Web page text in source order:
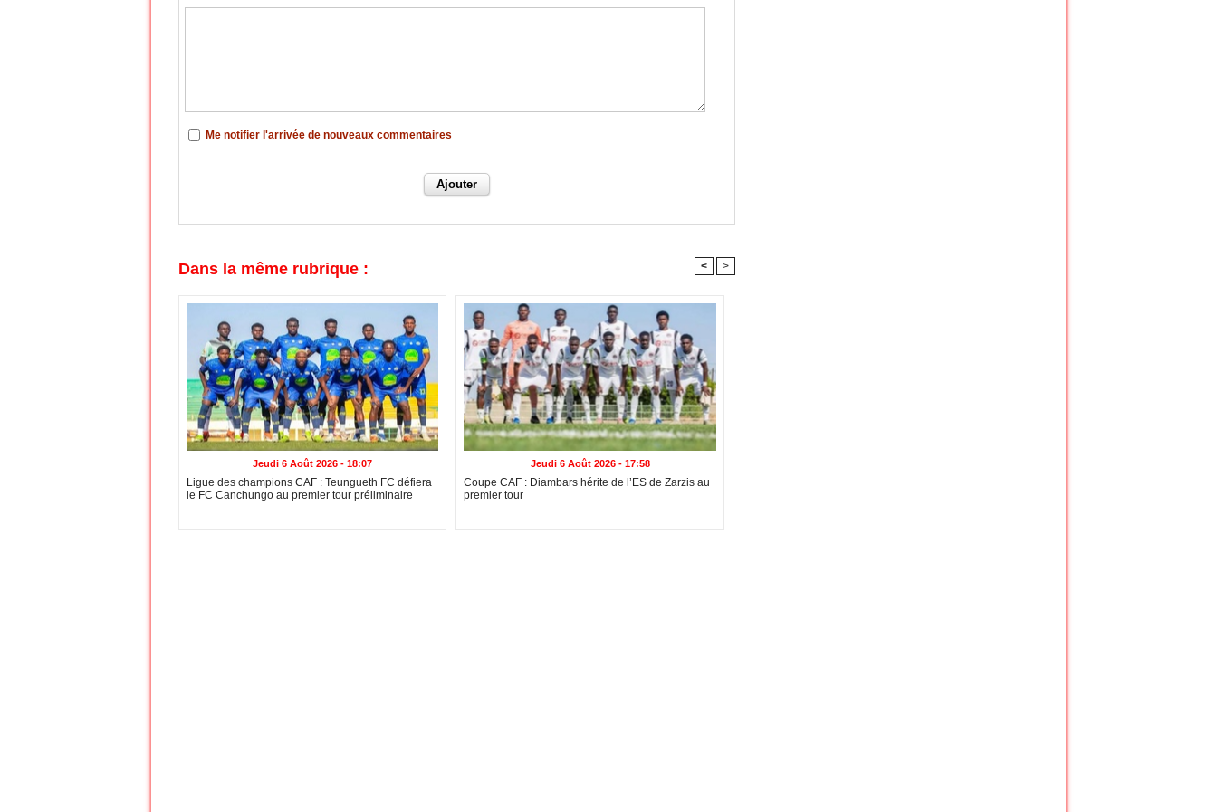
Me notifier l'arrivée de nouveaux commentaires
Dans la même rubrique : < >
Jeudi 6 Août 2026 - 18:07
Ligue des champions CAF : Teungueth FC défiera
le FC Canchungo au premier tour préliminaire
Jeudi 6 Août 2026 - 17:58
Coupe CAF : Diambars hérite de l’ES de Zarzis au
premier tour